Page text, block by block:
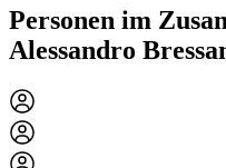
Personen im
Alessandro